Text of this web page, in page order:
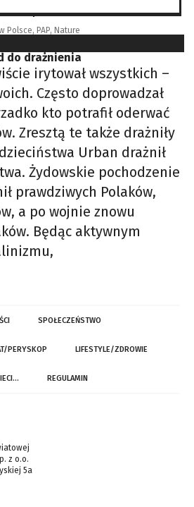
prof.
Polsce, PAP, Nature
do drażnienia
irytował wszystkich –
Często doprowadzał
kto potrafił oderwać
Zresztą te także drażniły
Urban drażnił
Żydowskie pochodzenie
prawdziwych Polaków,
a po wojnie znowu
Będąc aktywnym
SPOŁECZEŃSTWO
PERYSKOP LIFESTYLE/ZDROWIE
REGULAMIN
z o.o.
5a